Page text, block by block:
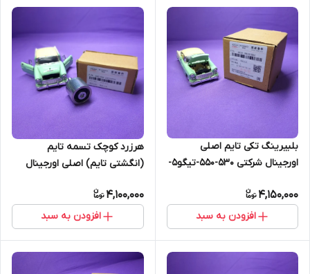
بلبیرینگ تکی تایم اصلی
اورجینال شرکتی 530-550-تیگو5-
4,150,000
افزودن به سبد
هرزرد کوچک تسمه تایم
(انگشتی تایم) اصلی اورجینال
4,100,000
افزودن به سبد